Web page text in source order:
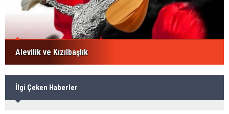
Alevilik ve Kızılbaşlık
İlgi Çeken Haberler